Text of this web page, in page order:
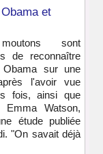
et
sont
de reconnaître
Obama sur une
l'avoir vue
fois, ainsi que
Emma Watson,
étude publiée
"On savait déjà